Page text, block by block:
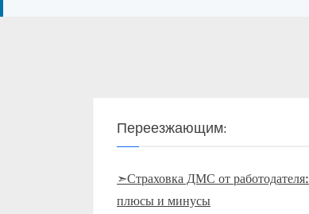
Переезжающим:
➣Страховка ДМС от работодателя:
плюсы и минусы